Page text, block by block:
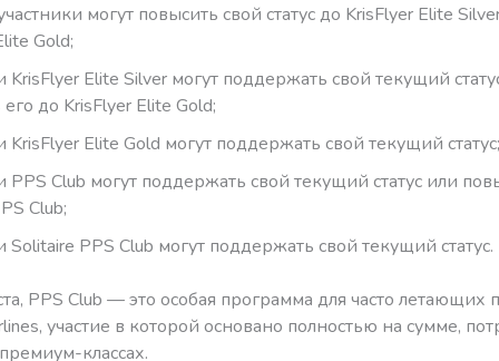
могут повысить свой статус до KrisFlyer Elite
Gold;
KrisFlyer Elite Silver могут поддержать свой текущий
до KrisFlyer Elite Gold;
KrisFlyer Elite Gold могут поддержать свой текущий статус;
PPS Club могут поддержать свой текущий статус или
Club;
Solitaire PPS Club могут поддержать свой текущий статус.
PPS Club — это особая программа для часто летающих
участие в которой основано полностью на сумме,
классах.